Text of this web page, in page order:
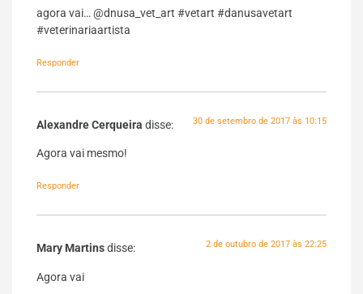
agora vai… @dnusa_vet_art #vetart #danusavetart
#veterinariaartista
Responder
Alexandre Cerqueira disse: 30 de setembro de 2017 às 10:15
Agora vai mesmo!
Responder
Mary Martinsdisse: 2 de outubro de 2017 às 22:25
Agora vai